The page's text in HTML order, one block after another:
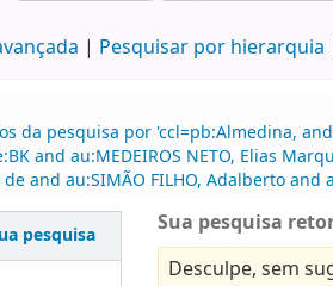
Pesquisar por hierarquia
da pesquisa por 'ccl=pb:Almedina,
and au:MEDEIROS NETO, Elias
and au:SIMÃO FILHO, Adalberto
pesquisa
Sua pesquisa
Desculpe, sem